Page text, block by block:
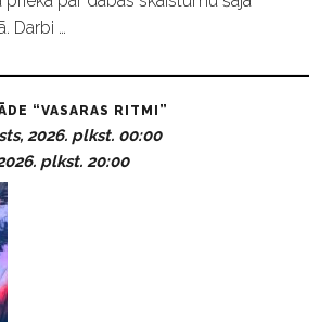
Darbi …
“VASARAS RITMI”
2026. plkst. 00:00
plkst. 20:00